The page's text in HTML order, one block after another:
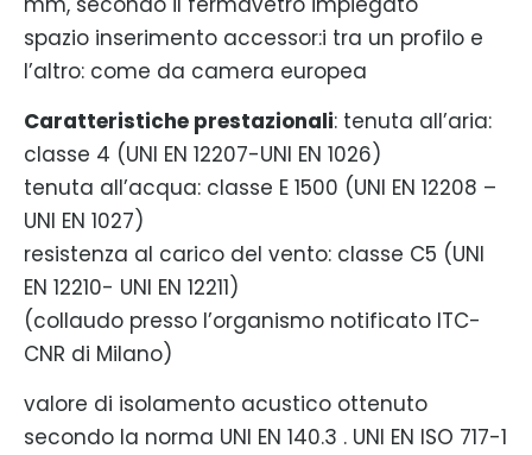
spazio inserimento accessor:i tra un profilo e
l’altro: come da camera europea
Caratteristiche prestazionali: tenuta all’aria:
classe 4 (UNI EN 12207-UNI EN 1026)
tenuta all’acqua: classe E 1500 (UNI EN 12208 –
UNI EN 1027)
resistenza al carico del vento: classe C5 (UNI
EN 12210- UNI EN 12211)
(collaudo presso l’organismo notificato ITC-
CNR di Milano)
valore di isolamento acustico ottenuto
secondo la norma UNI EN 140.3 . UNI EN ISO 717-1